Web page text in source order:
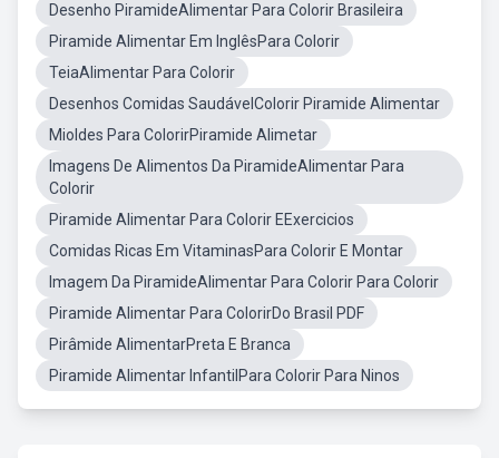
Desenho PiramideAlimentar Para Colorir Brasileira
Piramide Alimentar Em InglêsPara Colorir
TeiaAlimentar Para Colorir
Desenhos Comidas SaudávelColorir Piramide Alimentar
Mioldes Para ColorirPiramide Alimetar
Imagens De Alimentos Da PiramideAlimentar Para
Colorir
Piramide Alimentar Para Colorir EExercicios
Comidas Ricas Em VitaminasPara Colorir E Montar
Imagem Da PiramideAlimentar Para Colorir Para Colorir
Piramide Alimentar Para ColorirDo Brasil PDF
Pirâmide AlimentarPreta E Branca
Piramide Alimentar InfantilPara Colorir Para Ninos